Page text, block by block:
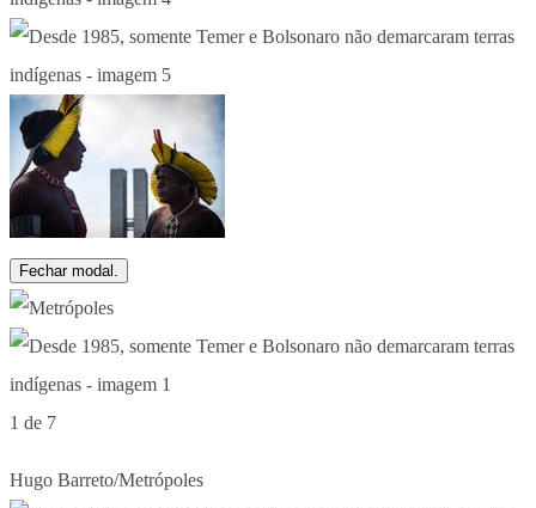
Fechar modal.
1 de 7
Hugo Barreto/Metrópoles